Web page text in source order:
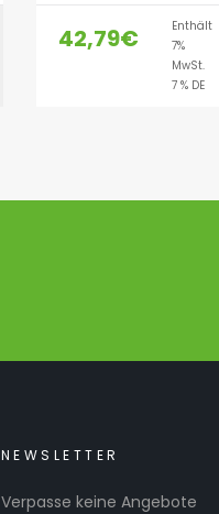
42,79€
Enthält
7%
MwSt.
7 % DE
NEWSLETTER
Verpasse keine Angebote